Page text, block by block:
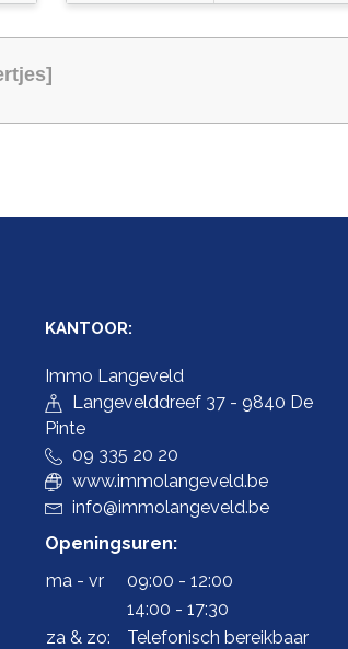
KANTOOR:
Immo Langeveld
Langevelddreef 37 - 9840 De
Pinte
09 335 20 20
www.immolangeveld.be
info@immolangeveld.be
Openingsuren:
ma - vr
09:00 - 12:00
14:00 - 17:30
za & zo:
Telefonisch bereikbaar